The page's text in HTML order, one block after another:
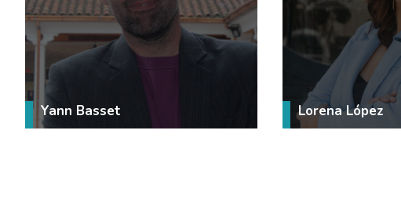
Yann Basset Lorena López